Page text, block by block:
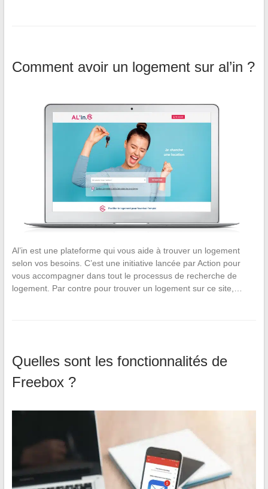
Comment avoir un logement sur al’in ?
Al’in est une plateforme qui vous aide à trouver un logement
selon vos besoins. C’est une initiative lancée par Action pour
vous accompagner dans tout le processus de recherche de
logement. Par contre pour trouver un logement sur ce site,…
Quelles sont les fonctionnalités de
Freebox ?